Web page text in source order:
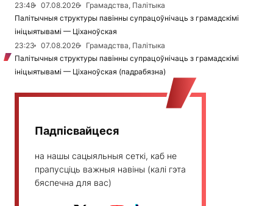
23:48
07.08.2026
Грамадства, Палітыка
Палітычныя структуры павінны супрацоўнічаць з грамадскімі
ініцыятывамі — Ціханоўская
23:23
07.08.2026
Грамадства, Палітыка
Палітычныя структуры павінны супрацоўнічаць з грамадскімі
ініцыятывамі — Ціханоўская (падрабязна)
Падпісвайцеся
на нашы сацыяльныя сеткі, каб не
прапусціць важныя навіны (калі гэта
бяспечна для вас)